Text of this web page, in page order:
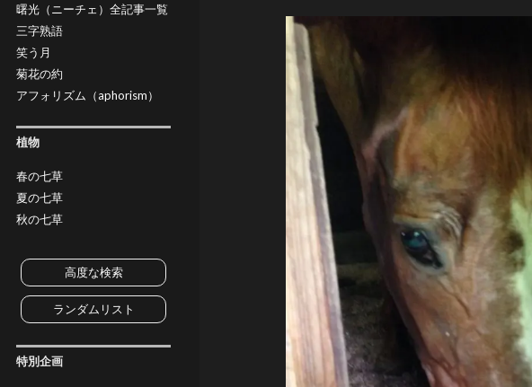
曙光（ニーチェ）全記事一覧
三字熟語
笑う月
菊花の約
アフォリズム（aphorism）
植物
春の七草
夏の七草
秋の七草
高度な検索
ランダムリスト
特別企画